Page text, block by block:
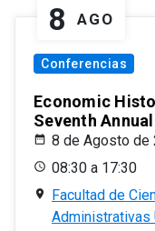
8 AGO
Conferencias
Economic
Seventh
8 de Agosto de
08:30 a 17:30
Facultad de
Administrativas